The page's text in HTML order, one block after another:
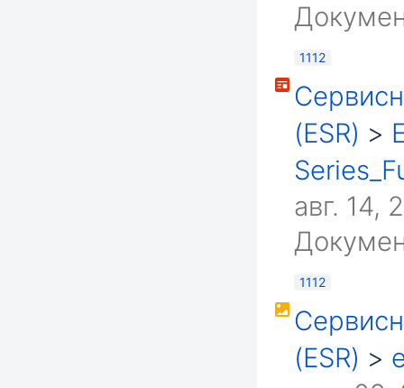
1112
(ESR) >
авг. 14,
1112
(ESR) >